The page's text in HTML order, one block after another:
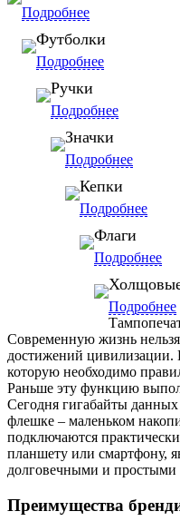
Подробнее
Футболки
Подробнее
Ручки
Подробнее
Значки
Подробнее
Кепки
Подробнее
Флаги
Подробнее
Подробнее
Современную жизнь
достижений
которую необходимо
Раньше эту функцию
Сегодня гигабайты
флешке – маленьком
подключаются
планшету или смартфону,
долговечными и простыми
Преимущества